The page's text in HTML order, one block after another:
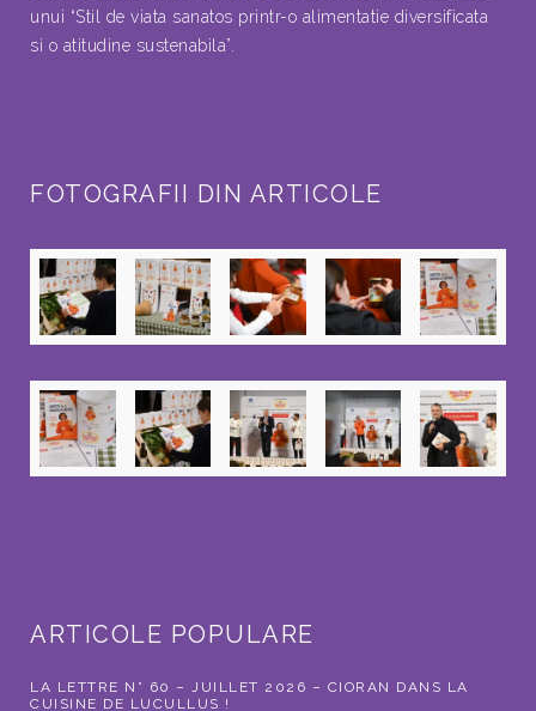
unui “Stil de viata sanatos printr-o alimentatie diversificata
si o atitudine sustenabila”.
FOTOGRAFII DIN ARTICOLE
ARTICOLE POPULARE
LA LETTRE N° 60 – JUILLET 2026 – CIORAN DANS LA
CUISINE DE LUCULLUS !